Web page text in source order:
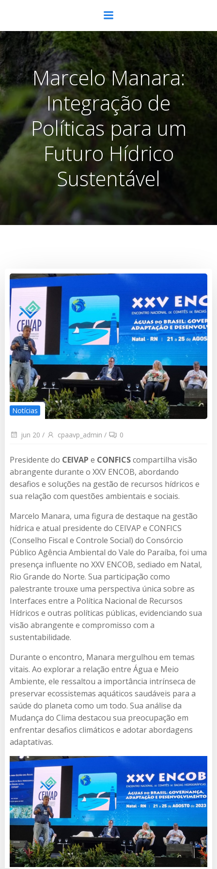
para
o
conteúdo
Marcelo Manara:
Integração de
Políticas para um
Futuro Hídrico
Sustentável
Notícias
jun 20 / cpaavp_admin / 0
Presidente do CEIVAP e CONFICScompartilha visão
abrangente durante o XXV ENCOB, abordando
desafios e soluções na gestão de recursos hídricos e
sua relação com questões ambientais e sociais.
Marcelo Manara, uma figura de destaque na gestão
hídrica e atual presidente do CEIVAP e CONFICS
(Conselho Fiscal e Controle Social) do Consórcio
Público Agência Ambiental do Vale do Paraíba, foi uma
presença influente no XXV ENCOB, sediado em Natal,
Rio Grande do Norte. Sua participação como
palestrante trouxe uma perspectiva única sobre as
Interfaces entre a Política Nacional de Recursos
Hídricos e outras políticas públicas, evidenciando sua
visão abrangente e compromisso com a
sustentabilidade.
Durante o encontro, Manara mergulhou em temas
vitais. Ao explorar a relação entre Água e Meio
Ambiente, ele ressaltou a importância intrínseca de
preservar ecossistemas aquáticos saudáveis para a
saúde do planeta como um todo. Sua análise da
Mudança do Clima destacou sua preocupação em
enfrentar desafios climáticos e adotar abordagens
adaptativas.